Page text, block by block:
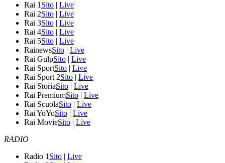
Rai 1 Sito | Live
Rai 2Sito | Live
Rai 3Sito | Live
Rai 4Sito | Live
Rai 5Sito | Live
RainewsSito | Live
Rai GulpSito | Live
Rai SportSito | Live
Rai Sport 2Sito | Live
Rai StoriaSito | Live
Rai PremiumSito | Live
Rai ScuolaSito | Live
Rai YoYoSito | Live
Rai MovieSito | Live
RADIO
Radio 1 Sito | Live